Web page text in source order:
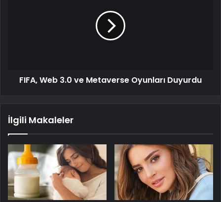
FIFA, Web 3.0 ve Metaverse Oyunları Duyurdu
İlgili Makaleler